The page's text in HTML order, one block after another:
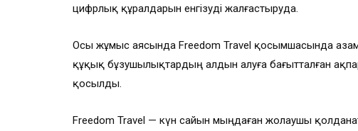
цифрлық құралдарын енгізуді жалғастыруда.
Осы жұмыс аясында Freedom Travel қосымшасында
құқық бұзушылықтардың алдын алуға бағытталған
қосылды.
Freedom Travel — күн сайын мыңдаған жолаушы